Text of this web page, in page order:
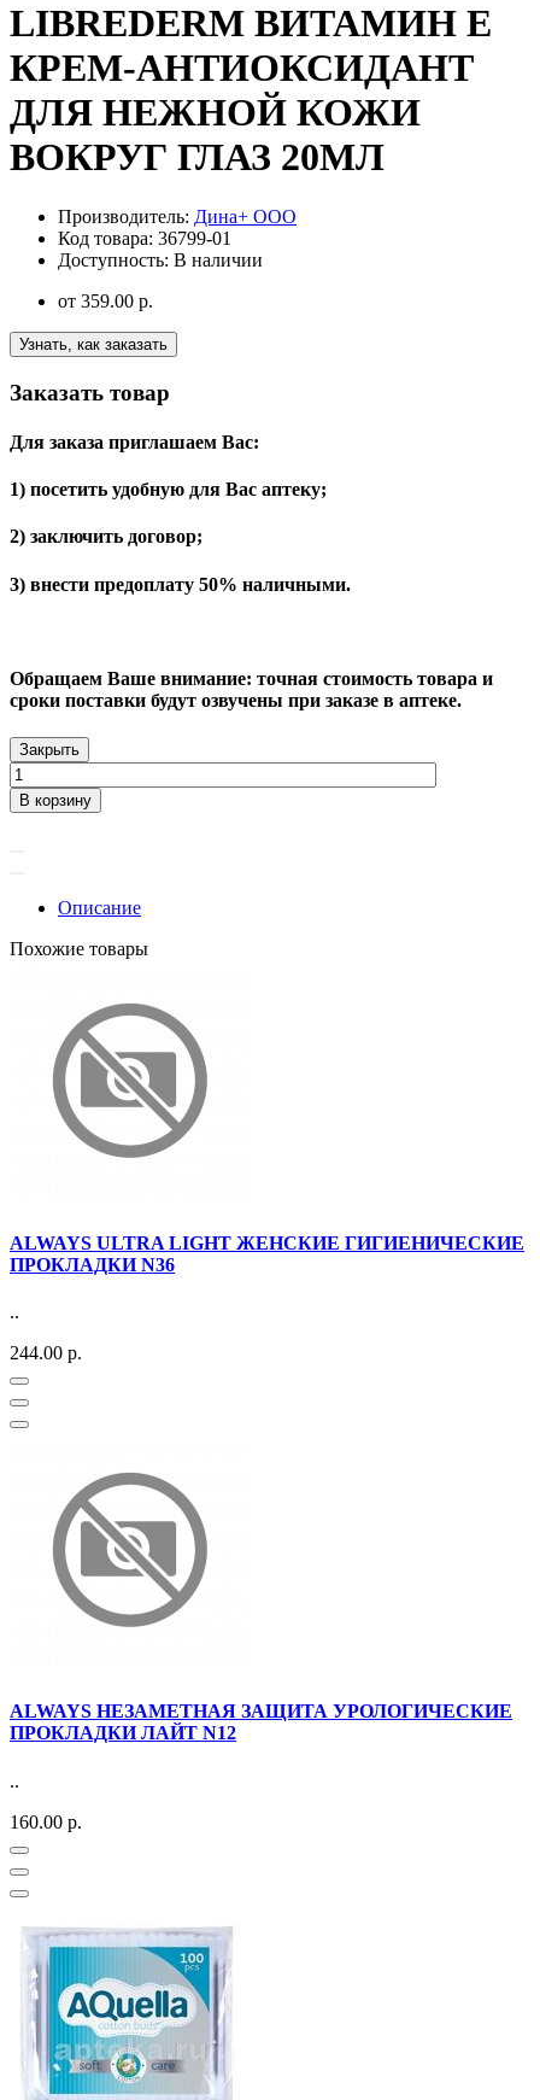
LIBREDERM ВИТАМИН Е
КРЕМ-АНТИОКСИДАНТ
ДЛЯ НЕЖНОЙ КОЖИ
ВОКРУГ ГЛАЗ 20МЛ
Производитель: Дина+ ООО
Код товара: 36799-01
Доступность: В наличии
от 359.00 р.
Узнать, как заказать
Заказать товар
Для заказа приглашаем Вас:
1) посетить удобную для Вас аптеку;
2) заключить договор;
3) внести предоплату 50% наличными.
Обращаем Ваше внимание: точная стоимость товара и
сроки поставки будут озвучены при заказе в аптеке.
Закрыть
В корзину
Описание
Похожие товары
ALWAYS ULTRA LIGHT ЖЕНСКИЕ ГИГИЕНИЧЕСКИЕ
ПРОКЛАДКИ N36
..
244.00 р.
ALWAYS НЕЗАМЕТНАЯ ЗАЩИТА УРОЛОГИЧЕСКИЕ
ПРОКЛАДКИ ЛАЙТ N12
..
160.00 р.